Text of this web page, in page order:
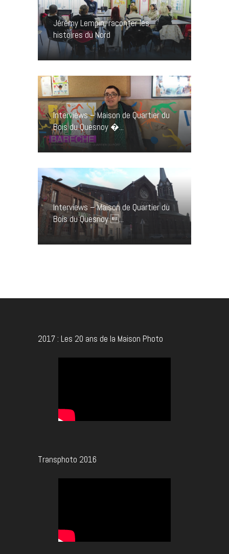
Jérémy Lempin, raconter les
histoires du Nord
Interviews – Maison de Quartier du
Bois du Quesnoy �...
Interviews – Maison de Quartier du
Bois du Quesnoy ...
2017 : Les 20 ans de la Maison Photo
Transphoto 2016